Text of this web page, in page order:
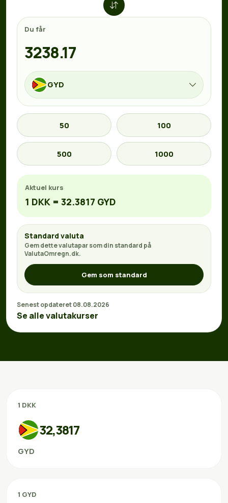
Du får
GYD
50 100
500 1000
Aktuel kurs
1 DKK = 32.3817 GYD
Standard valuta
Gem dette valutapar som din standard på
ValutaOmregn.dk.
Gem som standard
Senest opdateret 08.08.2026
Se alle valutakurser
1 DKK
32,3817
GYD
1 GYD